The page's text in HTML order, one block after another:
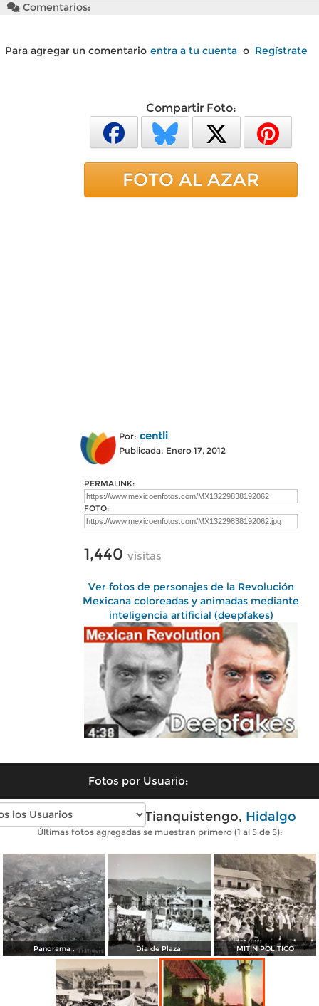
Comentarios:
Para agregar un comentario entra a tu cuenta o Regístrate
Compartir Foto:
FOTO AL AZAR
Por: centli
Publicada: Enero 17, 2012
PERMALINK:
FOTO:
1,440 visitas
Ver fotos de personajes de la Revolución
Mexicana coloreadas y animadas mediante
inteligencia artificial (deepfakes)
Fotos por Usuario:
Fotos antiguas de Tianquistengo, Hidalgo
Últimas fotos agregadas se muestran primero (1 al 5 de 5):
Panorama . Dia de Plaza. MITIN POLITICO